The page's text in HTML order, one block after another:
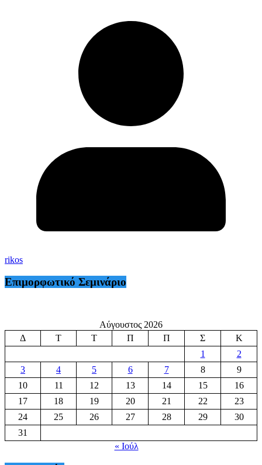
rikos
Επιμορφωτικό Σεμινάριο
Αύγουστος 2026
Δ
Τ Τ Π Π Σ
Κ
1
2
3
4 5 6 7 8
9
10
11 12 13 14 15
16
17
18 19 20 21 22
23
24
25 26 27 28 29
30
31
« Ιούλ